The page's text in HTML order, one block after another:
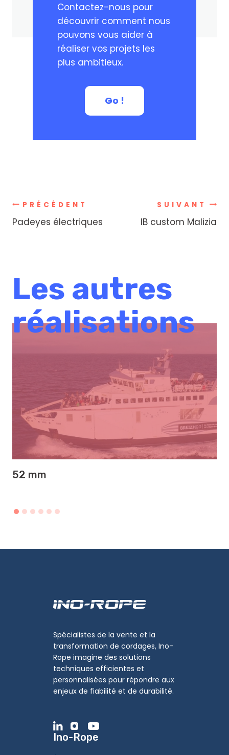
Contactez-nous pour
découvrir comment nous
pouvons vous aider à
réaliser vos projets les
plus ambitieux.
Go !
Navigation
de
PRÉCÉDENT
Padeyes électriques
SUIVANT
IB custom Malizia
Les autres
réalisations
52 mm
Spécialistes de la vente et la
transformation de cordages, Ino-
Rope imagine des solutions
techniques efficientes et
personnalisées pour répondre aux
enjeux de fiabilité et de durabilité.
Ino-Rope